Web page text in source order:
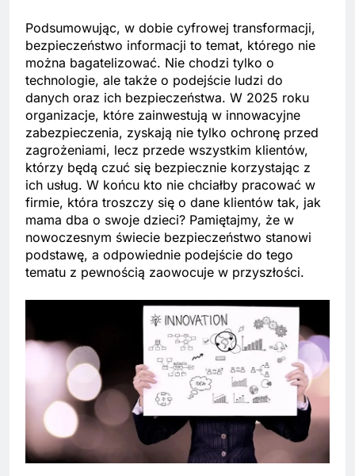
Podsumowując, w dobie cyfrowej transformacji,
bezpieczeństwo informacji to temat, którego nie
można bagatelizować. Nie chodzi tylko o
technologie, ale także o podejście ludzi do
danych oraz ich bezpieczeństwa. W 2025 roku
organizacje, które zainwestują w innowacyjne
zabezpieczenia, zyskają nie tylko ochronę przed
zagrożeniami, lecz przede wszystkim klientów,
którzy będą czuć się bezpiecznie korzystając z
ich usług. W końcu kto nie chciałby pracować w
firmie, która troszczy się o dane klientów tak, jak
mama dba o swoje dzieci? Pamiętajmy, że w
nowoczesnym świecie bezpieczeństwo stanowi
podstawę, a odpowiednie podejście do tego
tematu z pewnością zaowocuje w przyszłości.